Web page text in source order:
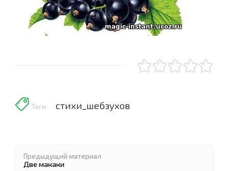
Теги стихи_шебзухов
Предыдущий материал
Две макаки